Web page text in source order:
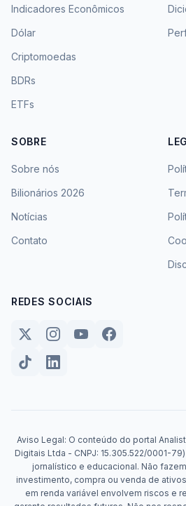
Indicadores Econômicos
Dólar
Criptomoedas
BDRs
ETFs
SOBRE
Sobre nós
Bilionários 2026
Notícias
Contato
REDES SOCIAIS
Aviso Legal: O conteúdo do portal
Digitais Ltda - CNPJ: 15.305.522/0001-
jornalístico e educacional. Não
investimento, compra ou venda de
em renda variável envolvem riscos e